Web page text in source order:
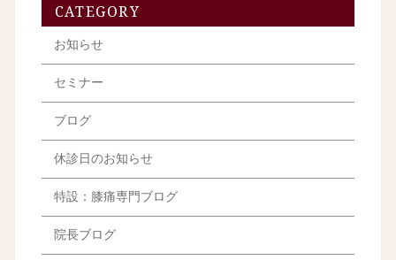
CATEGORY
お知らせ
セミナー
ブログ
休診日のお知らせ
特設：膝痛専門ブログ
院長ブログ